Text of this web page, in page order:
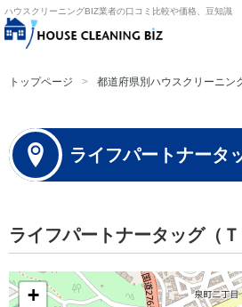
ハウスクリーニングBIZ業者の口コミ比較や価格、豆知識
トップページ 都道府県別ハウスクリーニン
ライフパートナータ
ライフパートナータッグ（
+